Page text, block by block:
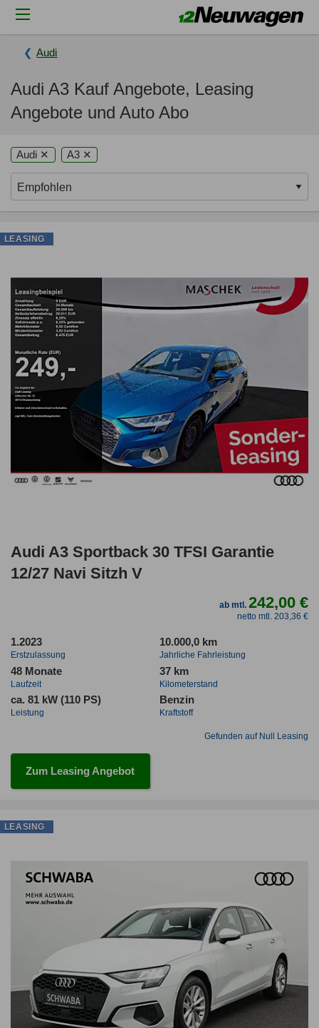
Audi
Audi A3 Kauf Angebote, Leasing
Angebote und Auto Abo
Audi ✕ A3 ✕
Audi A3 Sportback 30 TFSI Garantie
12/27 Navi Sitzh V
ab mtl.242,00 €
netto mtl. 203,36 €
1.2023
Erstzulassung
10.000,0 km
Jahrliche Fahrleistung
48 Monate
Laufzeit
37 km
Kilometerstand
ca. 81 kW (110 PS)
Leistung
Benzin
Kraftstoff
Gefunden auf Null Leasing
Zum Leasing Angebot
LEASING
LEASING